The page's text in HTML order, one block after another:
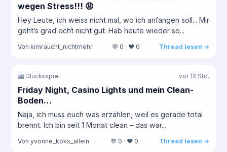
wegen Stress!!! 😩
Hey Leute, ich weiss nicht mal, wo ich anfangen soll... Mir
geht’s grad echt nicht gut. Hab heute wieder so...
Von kimraucht_nichtmehr 💬 0 · ❤️ 0 Thread lesen →
🎰 Glücksspiel vor 12 Std.
Friday Night, Casino Lights und mein Clean-
Boden…
Naja, ich muss euch was erzählen, weil es gerade total
brennt. Ich bin seit 1 Monat clean – das war...
Von yvonne_koks_allein 💬 0 · ❤️ 0 Thread lesen →